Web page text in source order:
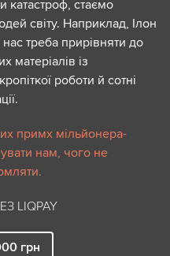
катастроф, стаємо
світу. Наприклад, Ілон
треба прирівняти до
матеріалів із
роботи й сотні
примх мільйонера-
нам, чого не
LIQPAY
грн